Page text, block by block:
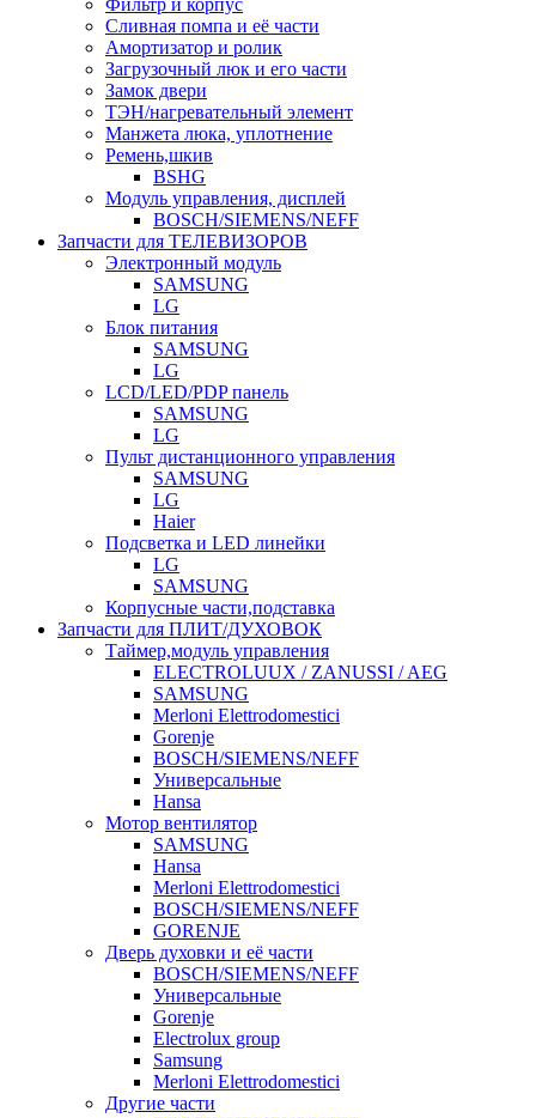
Фильтр и корпус
Сливная помпа и её части
Амортизатор и ролик
Загрузочный люк и его части
Замок двери
ТЭН/нагревательный элемент
Манжета люка, уплотнение
Ремень,шкив
BSHG
Модуль управления, дисплей
BOSCH/SIEMENS/NEFF
Запчасти для ТЕЛЕВИЗОРОВ
Электронный модуль
SAMSUNG
LG
Блок питания
SAMSUNG
LG
LCD/LED/PDP панель
SAMSUNG
LG
Пульт дистанционного управления
SAMSUNG
LG
Haier
Подсветка и LED линейки
LG
SAMSUNG
Корпусные части,подставка
Запчасти для ПЛИТ/ДУХОВОК
Таймер,модуль управления
ELECTROLUUX / ZANUSSI / AEG
SAMSUNG
Merloni Elettrodomestici
Gorenje
BOSCH/SIEMENS/NEFF
Универсальные
Hansa
Мотор вентилятор
SAMSUNG
Hansa
Merloni Elettrodomestici
BOSCH/SIEMENS/NEFF
GORENJE
Дверь духовки и её части
BOSCH/SIEMENS/NEFF
Универсальные
Gorenje
Electrolux group
Samsung
Merloni Elettrodomestici
Другие части